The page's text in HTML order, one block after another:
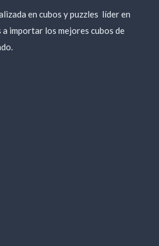
en cubos y puzzles líder en
importar los mejores cubos de